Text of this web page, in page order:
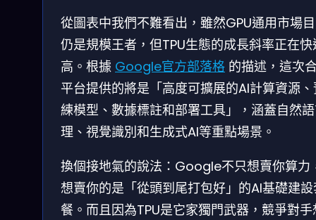
從圖表中我們不難看出，雖然GPU通用市場
仍是規模王者，但TPU生態的成長斜率正在
高。根據 Google官方部落格 的描述，這次
平台提供的將是「高度可擴展的AI計算資源
練模型、數據標註和部署工具」，涵蓋自然
理、視覺識別和生成式AI等重點場景。
換個接地氣的說法：Google不只想賣你算力
想賣你的是「從頭到尾打包好」的AI基礎建
餐。而且因為TPU是它家獨門武器，競爭對